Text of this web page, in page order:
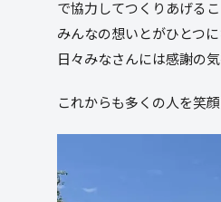
で協力してつくりあげる
みんなの想いとがひとつ
日々みなさんには感謝の
これからも多くの人を笑